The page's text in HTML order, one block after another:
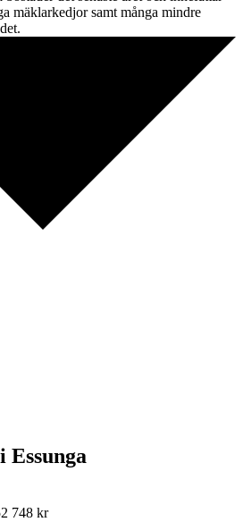
mäklarkedjor samt många mindre
748 kr